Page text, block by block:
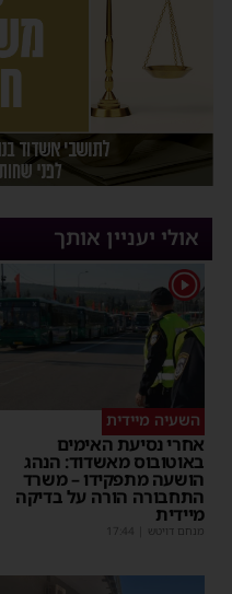
אולי יעניין אותך
השעיה מיידית
אחרי נסיעת האימים
באוטובוס מאשדוד: הנהג
הושעה מתפקידו – משרד
התחבורה הורה על בדיקה
מיידית
מנחם דויטש |
17:44